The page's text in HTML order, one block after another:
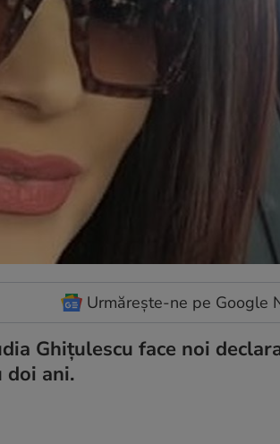
Urmărește-ne pe Google
Ghițulescu face noi
doi ani.